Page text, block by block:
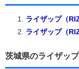
ライザップ（
ライザップ（
茨城県のライザッ